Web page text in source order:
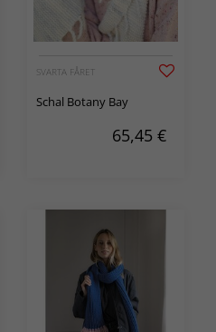
SVARTA FÅRET
Schal Botany Bay
65,45 €